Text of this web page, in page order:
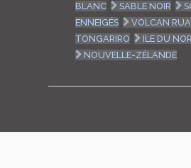
BLANC
SABLE NOIR
ENNEIGÉS
VOLCAN
TONGARIRO
ILE DU
NOUVELLE-ZÉLANDE